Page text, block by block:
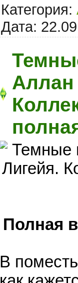
Категория:
Дата:
Аллан
Полная
В